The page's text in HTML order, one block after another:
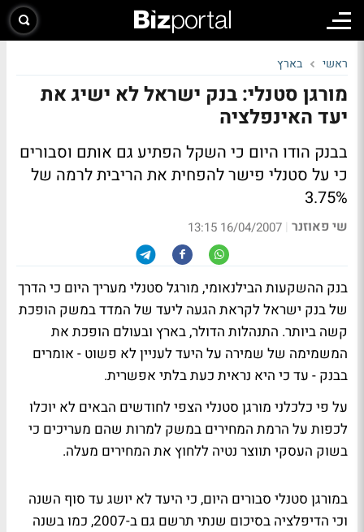
ראשי בארץ
מורגן סטנלי: בנק ישראל לא ישיג את
יעד האינפלציה
בבנק הודו היום כי השקל הפתיע גם אותם וסבורים
כי על סטנלי פישר להפחית את הריבית לרמה של
3.75%
שי פאוזנר |
16/04/2007 13:15
בנק ההשקעות הבילנאומי, מורגל סטנלי מעריך היום כי הדרך
של בנק ישראל לקראת הגעה ליעד של המדד במשק הופכת
קשה ביותר. התנהלות הדולר, בארץ ובעולם הופכת את
המשמימה של שמירה על היעד לעניין לא פשוט - אומרים
בבנק - עד כי היא נראית כעת בלתי אפשרית.
על פי כלכלני מורגן סטנלי הצפי לחודשים הבאים לא יוכלו
לכפות על הרמת המחירים במשק למרות שהם מעריכים כי
בשוק העסקי תווצר נטיה ללחוץ את המחירים מעלה.
במורגן סטנלי סבורים היום, כי היעד לא יושג עד סוף השנה
וכי הדיפלציה בסיכום שנתי תרשם גם ב-2007, כמו בשנה